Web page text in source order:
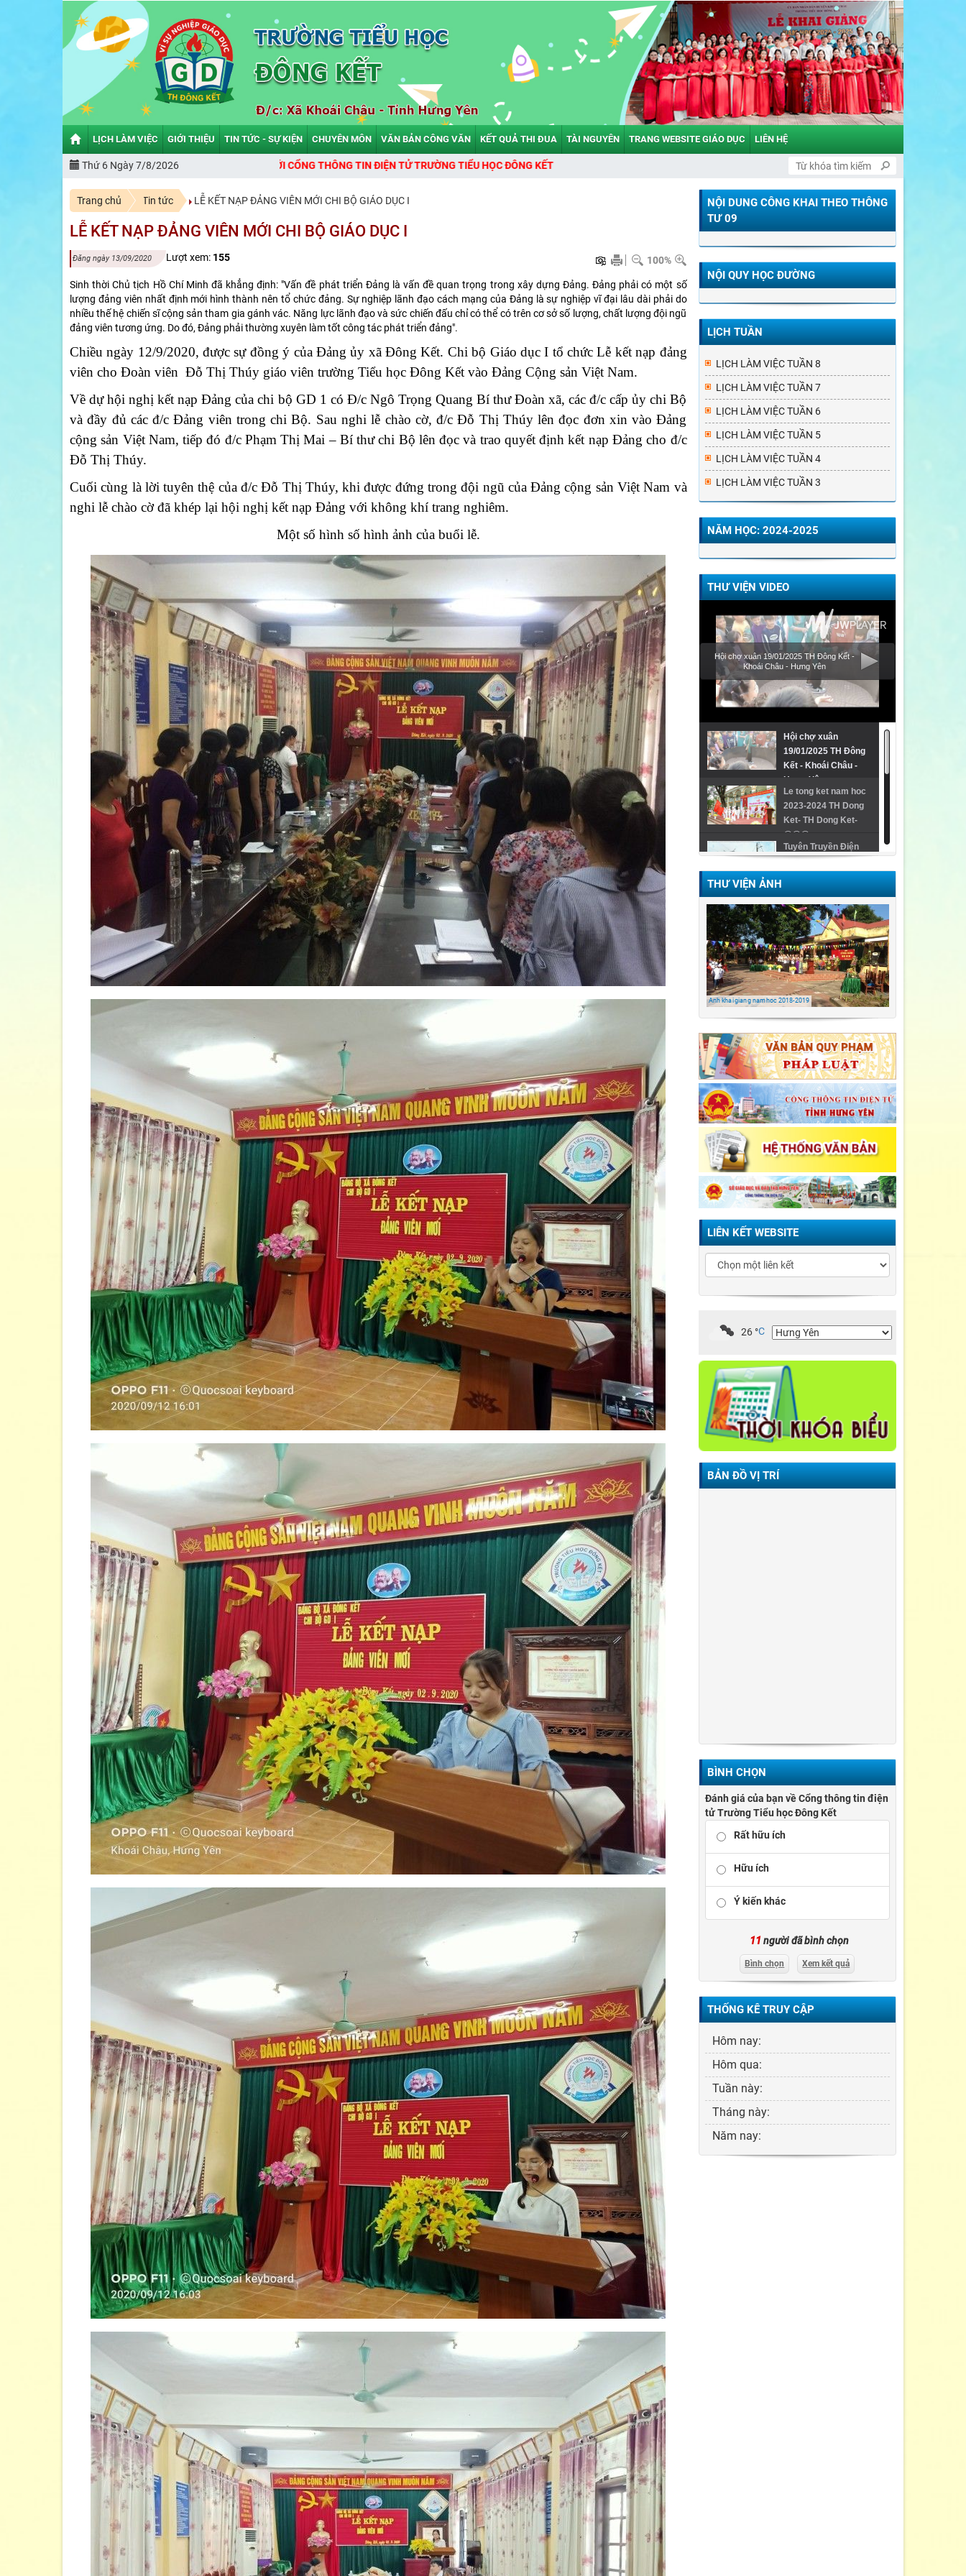
LỊCH LÀM VIỆC GIỚI THIỆU TIN TỨC - SỰ KIỆN CHUYÊN MÔN VĂN BẢN CÔNG VĂN KẾT QUẢ THI ĐUA TÀI NGUYÊN TRANG WEBSITE GIÁO DỤC LIÊN HỆ
Thứ 6 Ngày 7/8/2026
CHÀO MỪNG BẠN ĐẾN VỚI CỔNG THÔNG TIN ĐIỆN TỬ TRƯỜNG TIỂU HỌC ĐÔNG KẾT
Trang chủ Tin tức LỄ KẾT NẠP ĐẢNG VIÊN MỚI CHI BỘ GIÁO DỤC I
LỄ KẾT NẠP ĐẢNG VIÊN MỚI CHI BỘ GIÁO DỤC I
Đăng ngày 13/09/2020 Lượt xem: 155 100%
Sinh thời Chủ tịch Hồ Chí Minh đã khẳng định: "Vấn đề phát triển Đảng là vấn đề quan trọng trong xây dựng Đảng. Đảng phải có một số
lượng đảng viên nhất định mới hình thành nên tổ chức đảng. Sự nghiệp lãnh đạo cách mạng của Đảng là sự nghiệp vĩ đại lâu dài phải do
nhiều thế hệ chiến sĩ cộng sản tham gia gánh vác. Năng lực lãnh đạo và sức chiến đấu chỉ có thể có trên cơ sở số lượng, chất lượng đội ngũ
đảng viên tương ứng. Do đó, Đảng phải thường xuyên làm tốt công tác phát triển đảng".
Chiều ngày 12/9/2020, được sự đồng ý của Đảng ủy xã Đông Kết. Chi bộ Giáo dục I tổ chức Lễ kết nạp đảng
viên cho Đoàn viên Đỗ Thị Thúy giáo viên trường Tiểu học Đông Kết vào Đảng Cộng sản Việt Nam.
Về dự hội nghị kết nạp Đảng của chi bộ GD 1 có Đ/c Ngô Trọng Quang Bí thư Đoàn xã, các đ/c cấp ủy chi Bộ
và đầy đủ các đ/c Đảng viên trong chi Bộ. Sau nghi lễ chào cờ, đ/c Đỗ Thị Thúy lên đọc đơn xin vào Đảng
cộng sản Việt Nam, tiếp đó đ/c Phạm Thị Mai – Bí thư chi Bộ lên đọc và trao quyết định kết nạp Đảng cho đ/c
Đỗ Thị Thúy.
Cuối cùng là lời tuyên thệ của đ/c Đỗ Thị Thúy, khi được đứng trong đội ngũ của Đảng cộng sản Việt Nam và
nghi lễ chào cờ đã khép lại hội nghị kết nạp Đảng với không khí trang nghiêm.
Một số hình số hình ảnh của buổi lễ.
NỘI DUNG CÔNG KHAI THEO THÔNG
TƯ 09
NỘI QUY HỌC ĐƯỜNG
LỊCH TUẦN
LỊCH LÀM VIỆC TUẦN 8
LỊCH LÀM VIỆC TUẦN 7
LỊCH LÀM VIỆC TUẦN 6
LỊCH LÀM VIỆC TUẦN 5
LỊCH LÀM VIỆC TUẦN 4
LỊCH LÀM VIỆC TUẦN 3
NĂM HỌC: 2024-2025
THƯ VIỆN VIDEO
Hội chợ xuân 19/01/2025 TH Đông Kết -
Khoái Châu - Hưng Yên
Hội chợ xuân
19/01/2025 TH Đông
Kết - Khoái Châu -
Hưng Yên
Le tong ket nam hoc
2023-2024 TH Dong
Ket- TH Dong Ket-
@@@
Tuyên Truyền Điện
Video Lễ trao giải
cuộc thi Violympic
Quốc gia
Ngày hội ẩm thực/
TH Đông kết/ Khoái
Châu/ Hưng Yên
Học Đông Kết
THƯ VIỆN ẢNH
Anh khai giang nam hoc 2018-2019
LIÊN KẾT WEBSITE
26°C
BẢN ĐỒ VỊ TRÍ
BÌNH CHỌN
Đánh giá của bạn về Cổng thông tin điện
tử Trường Tiểu học Đông Kết
Rất hữu ích
Hữu ích
Ý kiến khác
11 người đã bình chọn
Bình chọn Xem kết quả
THỐNG KÊ TRUY CẬP
Hôm nay:
Hôm qua:
Tuần này:
Tháng này:
Năm nay: